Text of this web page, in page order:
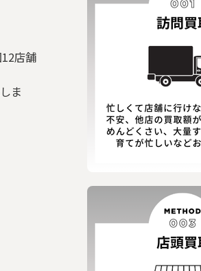
店舗
ま